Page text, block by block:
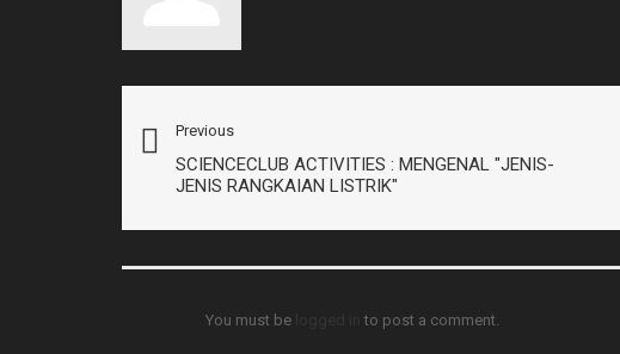
Previous
SCIENCECLUB ACTIVITIES : MENGENAL "JENIS-
JENIS RANGKAIAN LISTRIK"
You must be to post a comment.